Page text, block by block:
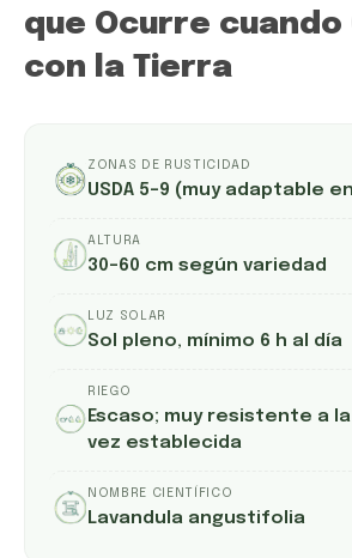
que Ocurre
con la Tierra
ZONAS DE RUSTICIDAD
USDA 5–9 (muy adaptable
ALTURA
30–60 cm según variedad
LUZ SOLAR
Sol pleno, mínimo 6 h al día
RIEGO
Escaso; muy resistente a
vez establecida
NOMBRE CIENTÍFICO
Lavandula angustifolia